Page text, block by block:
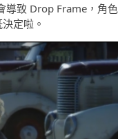
導致 Drop Frame，角色
定啦。